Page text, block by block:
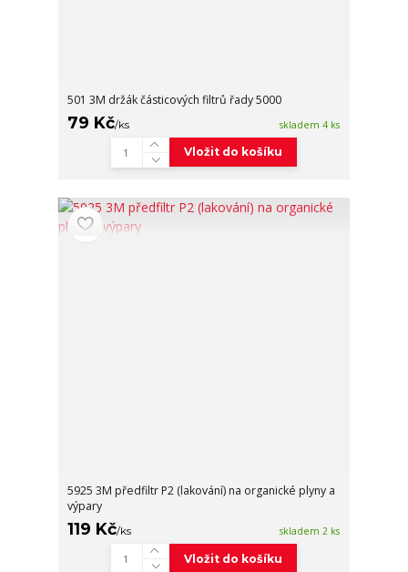
501 3M držák částicových filtrů řady 5000
79 Kč/ks skladem 4 ks
Vložit do košíku
5925 3M předfiltr P2 (lakování) na organické plyny a
výpary
119 Kč/ks skladem 2 ks
Vložit do košíku